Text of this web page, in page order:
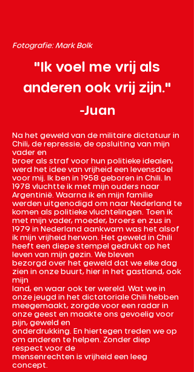
Fotografie: Mark Bolk
"Ik voel me vrij als
anderen ook vrij zijn."
-Juan
Na het geweld van de militaire dictatuur in
Chili, de repressie, de opsluiting van mijn
vader en
broer als straf voor hun politieke idealen,
werd het idee van vrijheid een levensdoel
voor mij. Ik ben in 1958 geboren in Chili. In
1978 vluchtte ik met mijn ouders naar
Argentinië. Waarna ik en mijn familie
werden uitgenodigd om naar Nederland te
komen als politieke vluchtelingen. Toen ik
met mijn vader, moeder, broers en zus in
1979 in Nederland aankwam was het alsof
ik mijn vrijheid herwon. Het geweld in Chili
heeft een diepe stempel gedrukt op het
leven van mijn gezin. We bleven
bezorgd over het geweld dat we elke dag
zien in onze buurt, hier in het gastland, ook
mijn
land, en waar ook ter wereld. Wat we in
onze jeugd in het dictatoriale Chili hebben
meegemaakt, zorgde voor een radar in
onze geest en maakte ons gevoelig voor
pijn, geweld en
onderdrukking. En hiertegen treden we op
om anderen te helpen. Zonder diep
respect voor de
mensenrechten is vrijheid een leeg
concept.